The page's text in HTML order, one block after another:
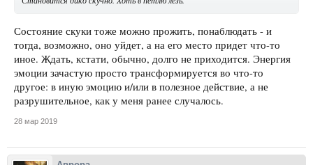
Состояние скуки тоже можно прожить, понаблюдать - и
тогда, возможно, оно уйдет, а на его место придет что-то
иное. Ждать, кстати, обычно, долго не приходится. Энергия
эмоции зачастую просто трансформируется во что-то
другое: в иную эмоцию и/или в полезное действие, а не
разрушительное, как у меня ранее случалось.
28 мар 2019